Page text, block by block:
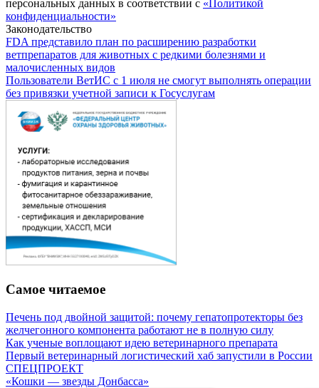
персональных данных в соответствии с «Политикой
конфиденциальности»
Законодательство
FDA представило план по расширению разработки
ветпрепаратов для животных с редкими болезнями и
малочисленных видов
Пользователи ВетИС с 1 июля не смогут выполнять операции
без привязки учетной записи к Госуслугам
Самое читаемое
Печень под двойной защитой: почему гепатопротекторы без
желчегонного компонента работают не в полную силу
Как ученые воплощают идею ветеринарного препарата
Первый ветеринарный логистический хаб запустили в России
СПЕЦПРОЕКТ
«Кошки — звезды Донбасса»